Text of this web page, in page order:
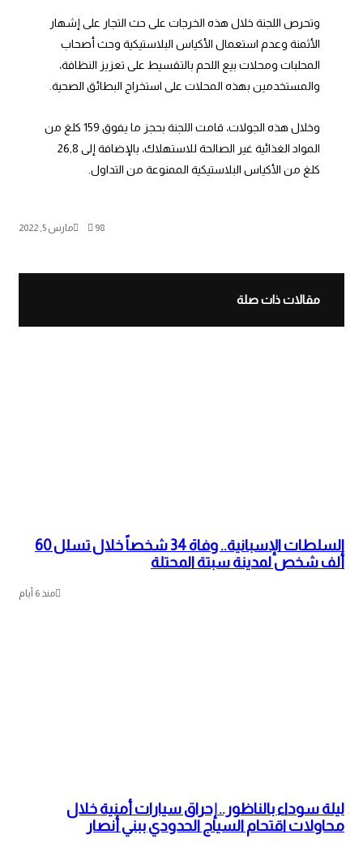
وتحرص اللجنة خلال هذه الخرجات على حث التجار على إشهار
الأثمنة وعدم استعمال الأكياس البلاستيكية وحث أصحاب
المحلبات ومحلات بيع اللحم بالتقسيط على تعزيز النظافة،
والمستخدمين بهذه المحلات على استخراج البطائق الصحية.
وخلال هذه الجولات، قامت اللجنة بحجز ما يفوق 159 كلغ من
المواد الغذائية غير الصالحة للاستهلاك، بالإضافة إلى 26,8
كلغ من الأكياس البلاستيكية الممنوعة من التداول.
مارس 5, 2022 98
مقالات ذات صلة
السلطات الإسبانية.. وفاة 34 شخصاً خلال تسلل 60
ألف شخص لمدينة سبتة المحتلة
منذ 6 أيام
ليلة سوداء بالناظور.. إحراق سيارات أمنية خلال
محاولات اقتحام السياج الحدودي ببني أنصار